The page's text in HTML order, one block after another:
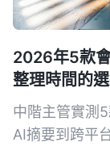
2026年5款
整理時間的
中階主管實測
AI摘要到跨平